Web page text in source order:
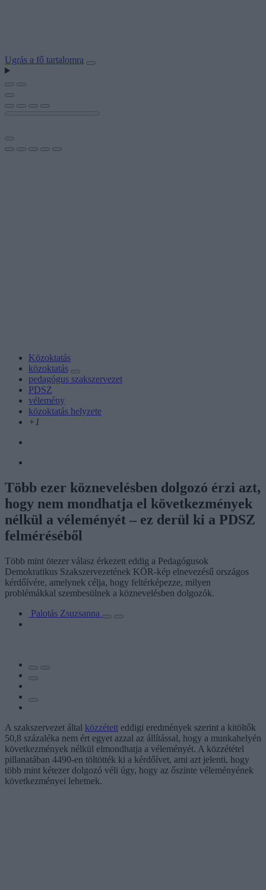
Ugrás a fő tartalomra
Közoktatás
közoktatás
pedagógus szakszervezet
PDSZ
vélemény
közoktatás helyzete
+1
Több ezer köznevelésben dolgozó érzi azt,
hogy nem mondhatja el következmények
nélkül a véleményét – ez derül ki a PDSZ
felméréséből
Több mint ötezer válasz érkezett eddig a Pedagógusok
Demokratikus Szakszervezetének KÖR-kép elnevezésű országos
kérdőívére, amelynek célja, hogy feltérképezze, milyen
problémákkal szembesülnek a köznevelésben dolgozók.
Palotás Zsuzsanna
A szakszervezet által közzétett eddigi eredmények szerint a kitöltők
50,8 százaléka nem ért egyet azzal az állítással, hogy a munkahelyén
következmények nélkül elmondhatja a véleményét. A közzététel
pillanatában 4490-en töltötték ki a kérdőívet, ami azt jelenti, hogy
több mint kétezer dolgozó véli úgy, hogy az őszinte véleményének
következményei lehetnek.